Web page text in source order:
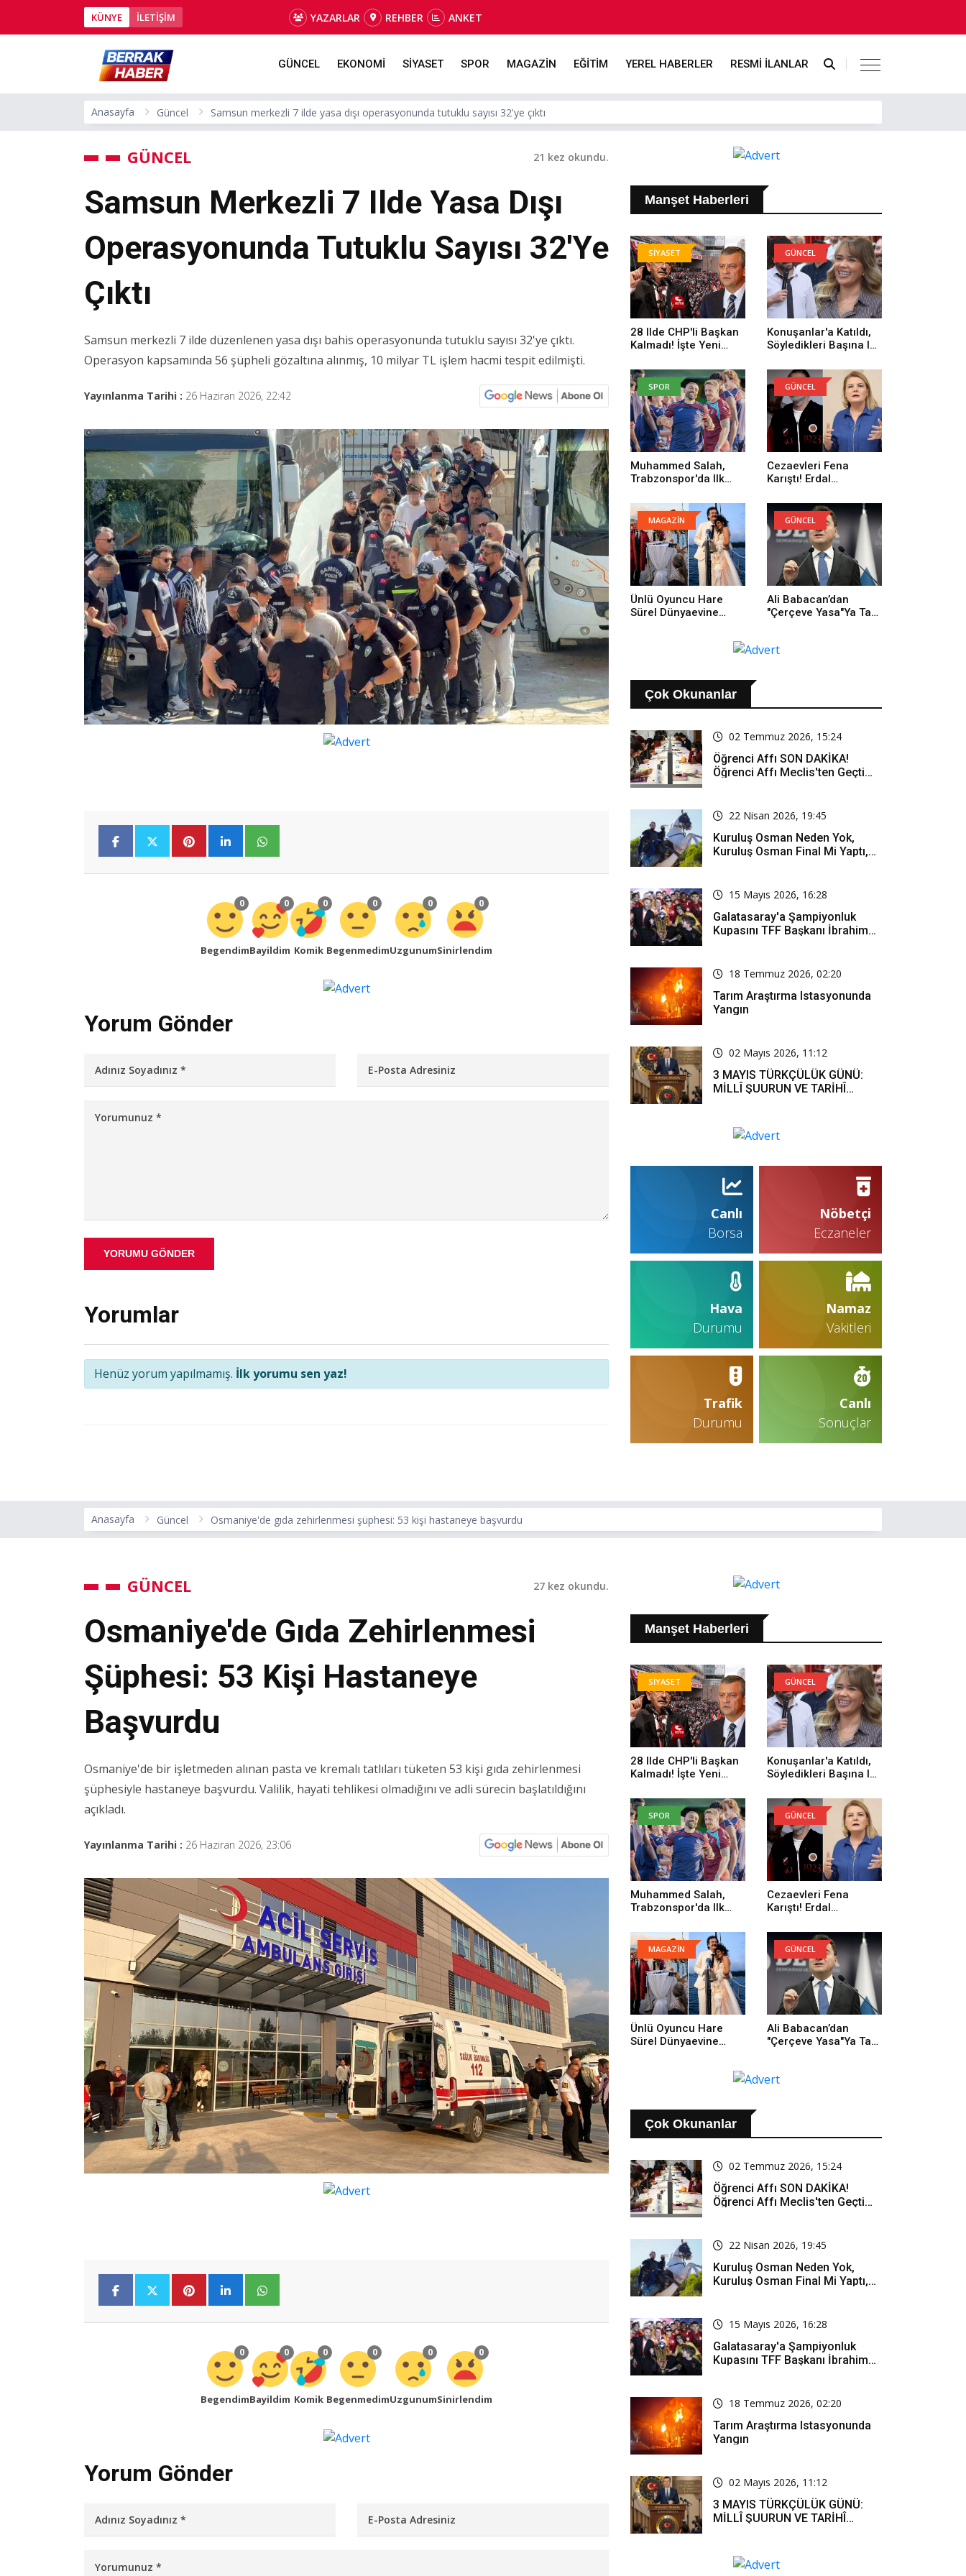
KÜNYE İLETİŞİM YAZARLAR REHBER ANKET
GÜNCEL EKONOMİ SİYASET SPOR MAGAZİN EĞİTİM YEREL HABERLER RESMİ İLANLAR
Anasayfa Güncel Samsun merkezli 7 ilde yasa dışı operasyonunda tutuklu sayısı 32'ye çıktı
GÜNCEL 21 kez okundu.
Samsun Merkezli 7 Ilde Yasa Dışı
Operasyonunda Tutuklu Sayısı 32'ye
Çıktı
Samsun merkezli 7 ilde düzenlenen yasa dışı bahis operasyonunda tutuklu sayısı 32'ye çıktı.
Operasyon kapsamında 56 şüpheli gözaltına alınmış, 10 milyar TL işlem hacmi tespit edilmişti.
Yayınlanma Tarihi : 26 Haziran 2026, 22:42
0
Begendim
0
Bayildim
0
Komik
0
Begenmedim
0
Uzgunum
0
Sinirlendim
Yorum Gönder
YORUMU GÖNDER
Yorumlar
Henüz yorum yapılmamış. İlk yorumu sen yaz!
Manşet Haberleri
SİYASET
28 Ilde CHP'li Başkan
Kalmadı! İşte Yeni
Sayısı
GÜNCEL
Konuşanlar'a Katıldı,
Söyledikleri Başına Iş
SPOR
Muhammed Salah,
Trabzonspor'da Ilk
GÜNCEL
Cezaevleri Fena
Karıştı! Erdal
Yüzünden Buradayım
MAGAZİN
Ünlü Oyuncu Hare
Sürel Dünyaevine
GÜNCEL
Ali Babacan’dan
"Çerçeve Yasa"ya Tam
Çok Okunanlar
02 Temmuz 2026, 15:24
Öğrenci Affı SON DAKİKA!
Öğrenci Affı Meclis'ten Geçti
22 Nisan 2026, 19:45
Kuruluş Osman Neden Yok,
Kuruluş Osman Final Mi Yaptı,
Zaman Yayınlanacak?
15 Mayıs 2026, 16:28
Galatasaray'a Şampiyonluk
Kupasını TFF Başkanı İbrahim
18 Temmuz 2026, 02:20
Tarım Araştırma Istasyonunda
Yangın
02 Mayıs 2026, 11:12
3 MAYIS TÜRKÇÜLÜK GÜNÜ:
MİLLÎ ŞUURUN VE TARİHÎ
Canlı
Borsa
Nöbetçi
Eczaneler
Hava
Durumu
Namaz
Vakitleri
Trafik
Durumu
Canlı
Sonuçlar
Anasayfa Güncel Osmaniye'de gıda zehirlenmesi şüphesi: 53 kişi hastaneye başvurdu
GÜNCEL 27 kez okundu.
Osmaniye'de Gıda Zehirlenmesi
Şüphesi: 53 Kişi Hastaneye
Başvurdu
Osmaniye'de bir işletmeden alınan pasta ve kremalı tatlıları tüketen 53 kişi gıda zehirlenmesi
şüphesiyle hastaneye başvurdu. Valilik, hayati tehlikesi olmadığını ve adli sürecin başlatıldığını
açıkladı.
Yayınlanma Tarihi : 26 Haziran 2026, 23:06
0
Begendim
0
Bayildim
0
Komik
0
Begenmedim
0
Uzgunum
0
Sinirlendim
Yorum Gönder
Manşet Haberleri
SİYASET
28 Ilde CHP'li Başkan
Kalmadı! İşte Yeni
Sayısı
GÜNCEL
Konuşanlar'a Katıldı,
Söyledikleri Başına Iş
SPOR
Muhammed Salah,
Trabzonspor'da Ilk
GÜNCEL
Cezaevleri Fena
Karıştı! Erdal
Yüzünden Buradayım
MAGAZİN
Ünlü Oyuncu Hare
Sürel Dünyaevine
GÜNCEL
Ali Babacan’dan
"Çerçeve Yasa"ya Tam
Çok Okunanlar
02 Temmuz 2026, 15:24
Öğrenci Affı SON DAKİKA!
Öğrenci Affı Meclis'ten Geçti
22 Nisan 2026, 19:45
Kuruluş Osman Neden Yok,
Kuruluş Osman Final Mi Yaptı,
Zaman Yayınlanacak?
15 Mayıs 2026, 16:28
Galatasaray'a Şampiyonluk
Kupasını TFF Başkanı İbrahim
18 Temmuz 2026, 02:20
Tarım Araştırma Istasyonunda
Yangın
02 Mayıs 2026, 11:12
3 MAYIS TÜRKÇÜLÜK GÜNÜ:
MİLLÎ ŞUURUN VE TARİHÎ